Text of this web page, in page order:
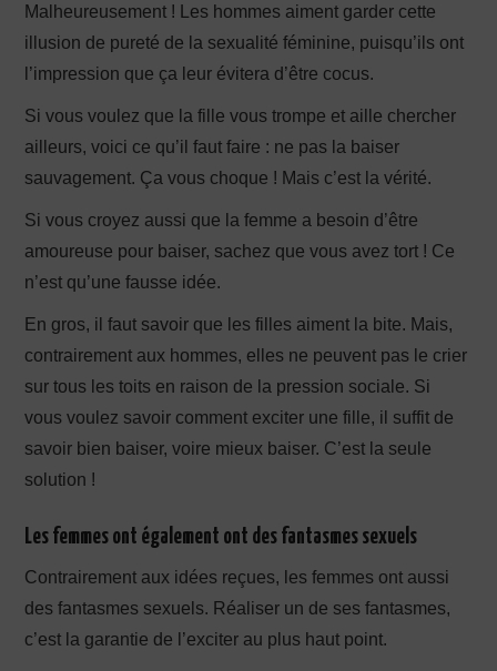
Malheureusement ! Les hommes aiment garder cette
illusion de pureté de la sexualité féminine, puisqu’ils ont
l’impression que ça leur évitera d’être cocus.
Si vous voulez que la fille vous trompe et aille chercher
ailleurs, voici ce qu’il faut faire : ne pas la baiser
sauvagement. Ça vous choque ! Mais c’est la vérité.
Si vous croyez aussi que la femme a besoin d’être
amoureuse pour baiser, sachez que vous avez tort ! Ce
n’est qu’une fausse idée.
En gros, il faut savoir que les filles aiment la bite. Mais,
contrairement aux hommes, elles ne peuvent pas le crier
sur tous les toits en raison de la pression sociale. Si
vous voulez savoir comment exciter une fille, il suffit de
savoir bien baiser, voire mieux baiser. C’est la seule
solution !
Les femmes ont également ont des fantasmes sexuels
Contrairement aux idées reçues, les femmes ont aussi
des fantasmes sexuels. Réaliser un de ses fantasmes,
c’est la garantie de l’exciter au plus haut point.